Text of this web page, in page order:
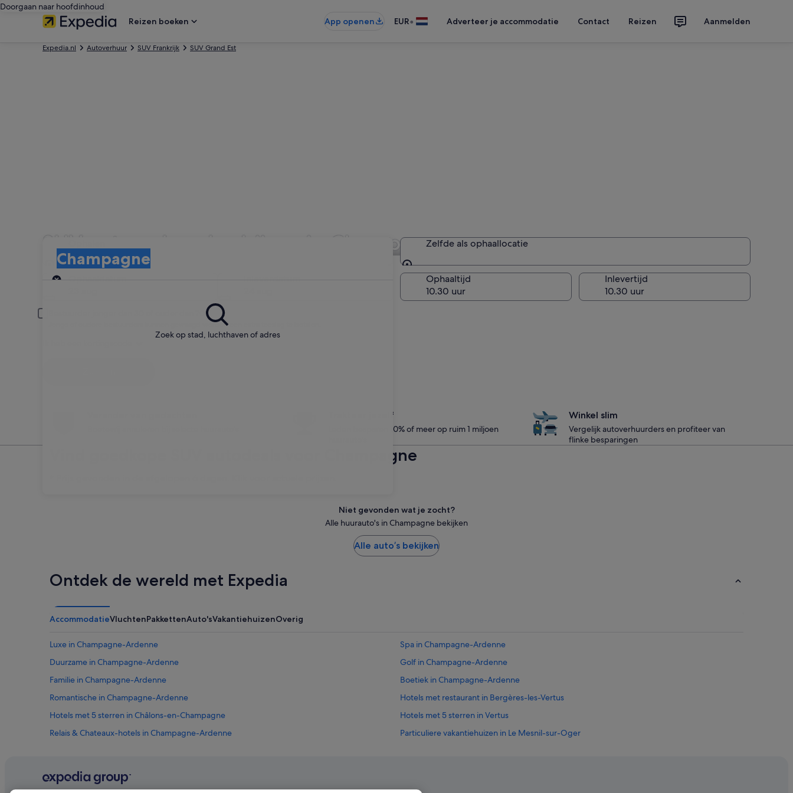
Doorgaan naar hoofdinhoud
Reizen boeken
App openen EUR• Adverteer je accommodatie Contact Reizen Aanmelden
Expedia.nl Autoverhuur SUV Frankrijk SUV Grand Est
SUV autoverhuurbedrijven in Champagne
Zoek op stad, luchthaven of adres
Champagne
Ophalen
Zelfde als ophaallocatie
Zelfde als ophaallocatie
Ophaaltijd Inlevertijd
Jonge of oudere bestuurders kunnen gevraagd worden een extra toeslag te betalen.
Trakteer jezelf
Leden besparen 10% of meer op ruim 1 miljoen
Winkel slim
Vergelijk autoverhuurders en profiteer van
flinke besparingen
Vind goedkope SUV autodeals voor Champagne
Niet gevonden wat je zocht?
Alle huurauto's in Champagne bekijken
Alle auto’s bekijken
Ontdek de wereld met Expedia
AccommodatieVluchtenPakkettenAuto'sVakantiehuizenOverig
Luxe in Champagne-Ardenne
Spa in Champagne-Ardenne
Duurzame in Champagne-Ardenne
Golf in Champagne-Ardenne
Familie in Champagne-Ardenne
Boetiek in Champagne-Ardenne
Romantische in Champagne-Ardenne
Hotels met restaurant in Bergères-les-Vertus
Hotels met 5 sterren in Châlons-en-Champagne
Hotels met 5 sterren in Vertus
Relais & Chateaux-hotels in Champagne-Ardenne
Particuliere vakantiehuizen in Le Mesnil-sur-Oger
Hotels in de buurt van Wijnhuis Champagne Champion Denis